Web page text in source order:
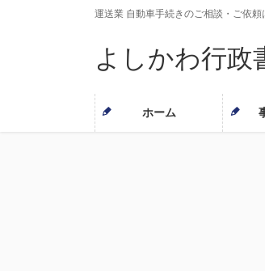
運送業 自動車手続きのご相談・ご依
よしかわ行政
ホーム